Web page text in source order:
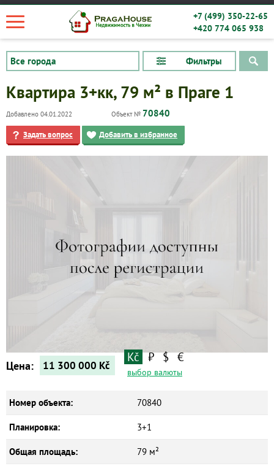
+7 (499) 350-22-65
+420 774 065 938
Фильтры
Коммерческие объекты
Квартира 3+кк, 79 м² в Праге 1
Добавлено 04.01.2022 Объект № 70840
Задать вопрос Добавить в избранное
Цена: 11 300 000 Kč
Kč ₽ $ €
выбор валюты
Номер объекта: 70840
Планировка: 3+1
Общая площадь: 79 м²